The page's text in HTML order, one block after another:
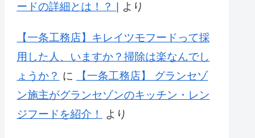
ードの詳細とは！？ |
より
【一条工務店】キレイツモフードって採
用した人、いますか？掃除は楽なんでし
ょうか？ に
【一条工務店】 グランセゾ
ン施主がグランセゾンのキッチン・レン
ジフードを紹介！
より